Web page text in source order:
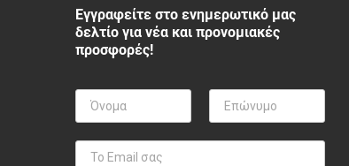
Εγγραφείτε στο ενημερωτικό μας
δελτίο για νέα και προνομιακές
προσφορές!